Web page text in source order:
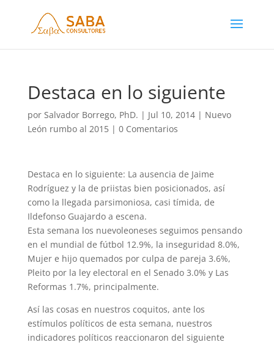
Destaca en lo siguiente
por Salvador Borrego, PhD. | Jul 10, 2014| Nuevo
León rumbo al 2015| 0 Comentarios
Destaca en lo siguiente: La ausencia de Jaime
Rodríguez y la de priistas bien posicionados, así
como la llegada parsimoniosa, casi tímida, de
Ildefonso Guajardo a escena.
Esta semana los nuevoleoneses seguimos pensando
en el mundial de fútbol 12.9%, la inseguridad 8.0%,
Mujer e hijo quemados por culpa de pareja 3.6%,
Pleito por la ley electoral en el Senado 3.0% y Las
Reformas 1.7%, principalmente.
Así las cosas en nuestros coquitos, ante los
estímulos políticos de esta semana, nuestros
indicadores políticos reaccionaron del siguiente